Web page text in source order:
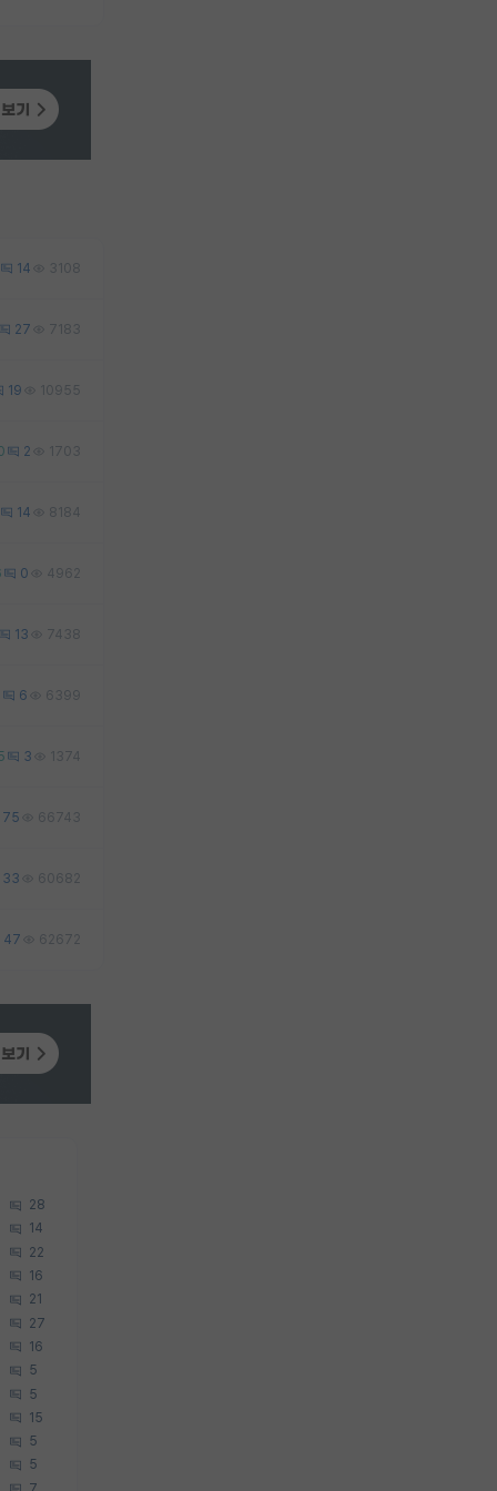
14 3108
27 7183
19 10955
2 1703
14 8184
0 4962
13 7438
6 6399
3 1374
75 66743
33 60682
47 62672
28
14
22
16
21
27
16
5
5
15
5
5